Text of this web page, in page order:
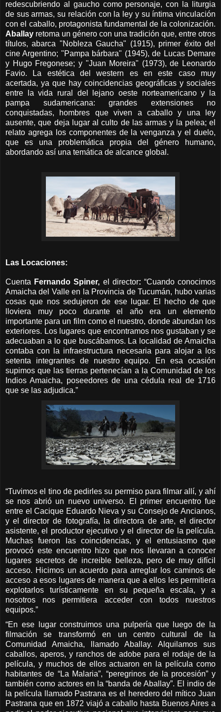
redescubriendo al gaucho como personaje, con la liturgia
de sus armas, su relación con la ley y su íntima vinculación
con el caballo, protagonista fundamental de la colonización.
Aballay retoma un género con una tradición que, entre otros
títulos, abarca "Nobleza Gaucha" (1915), primer éxito del
cine Argentino; "Pampa bárbara" (1945), de Lucas Demare
y Hugo Fregonese; y "Juan Moreira" (1973), de Leonardo
Favio. La estética del western es en este caso muy
acertada, ya que hay coincidencias geográficas y sociales
entre la vida rural del lejano oeste norteamericano y la
pampa sudamericana: grandes extensiones no
conquistadas, hombres que viven a caballo y una ley
ausente, que deja lugar al culto de las armas y la pelea; el
relato agrega los componentes de la venganza y el duelo,
que es una problemática propia del género humano,
abordando así una temática de alcance global.
Las Locaciones:
Cuenta Fernando Spiner, el director: “Cuando conocimos
Amaicha del Valle en la Provincia de Tucumán, hubo varias
cosas que nos sedujeron de ese lugar. El hecho de que
lloviera muy poco durante el año era un elemento
importante para un film como el nuestro, donde abundan los
exteriores. Los lugares que encontramos nos gustaban y se
adecuaban a lo que buscábamos. La localidad de Amaicha
contaba con la infraestructura necesaria para alojar a los
setenta integrantes de nuestro equipo. En esa ocasión
supimos que las tierras pertenecían a la Comunidad de los
Indios Amaicha, poseedores de una cédula real de 1716
que se las adjudica.”
“Tuvimos el tino de pedirles su permiso para filmar allí, y ahí
se nos abrió un nuevo universo. El primer encuentro fue
entre el Cacique Eduardo Nieva y su Consejo de Ancianos,
y el director de fotografía, la directora de arte, el director
asistente, el productor ejecutivo y el director de la película.
Muchas fueron las coincidencias, y el entusiasmo que
provocó este encuentro hizo que nos llevaran a conocer
lugares secretos de increible belleza, pero de muy difícil
acceso. Hicimos un acuerdo para arreglar los caminos de
acceso a esos lugares de manera que a ellos les permitiera
explotarlos turísticamente en su pequeña escala, y a
nosotros nos permitiera acceder con todos nuestros
equipos.”
“En ese lugar construimos una pulpería que luego de la
filmación se transformó en un centro cultural de la
Comunidad Amaicha, llamado Aballay. Alquilamos sus
caballos, aperos, y ranchos de adobe para el rodaje de la
película, y muchos de ellos actuaron en la película como
habitantes de “La Malaria”, “peregrinos de la procesión” y
también como actores en la “banda de Aballay”. El indio de
la película llamado Pastrana es el heredero del mítico Juan
Pastrana que en 1872 viajó a caballo hasta Buenos Aires a